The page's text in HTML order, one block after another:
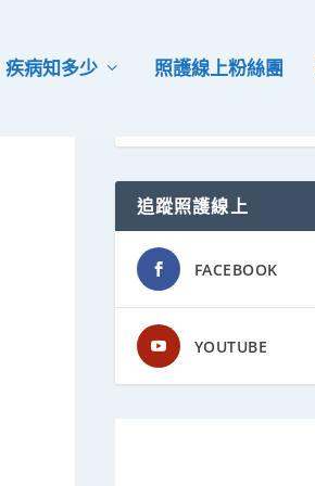
疾病知多少 照護線上粉絲團
追蹤照護線上
FACEBOOK
YOUTUBE